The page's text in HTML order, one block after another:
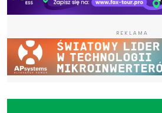
REKLAMA